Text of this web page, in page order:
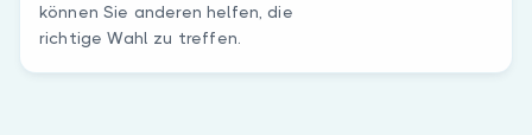
können Sie anderen helfen, die
richtige Wahl zu treffen.